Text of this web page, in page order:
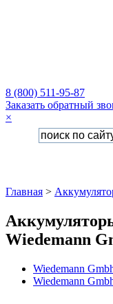
8 (800) 511-95-87
Заказать обратный
×
Главная >
Wiedemann
Wiedemann
Wiedemann